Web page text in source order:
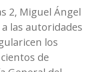
2, Miguel Ángel
las autoridades
los
de